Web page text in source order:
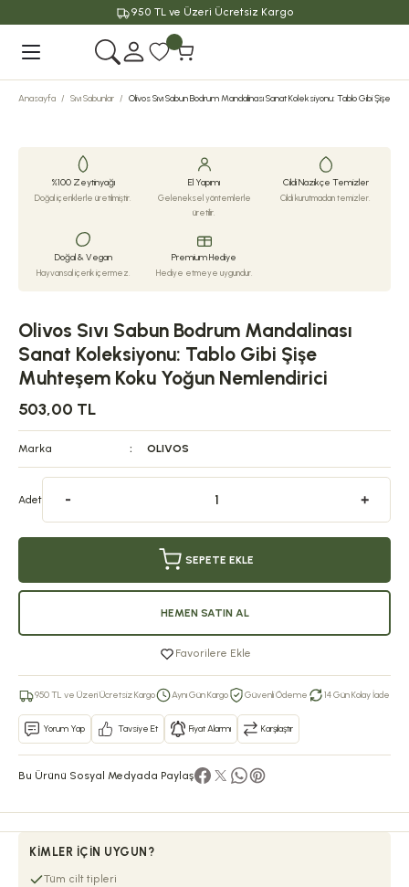
950 TL ve Üzeri Ücretsiz Kargo
Geri Dön
Anasayfa Sıvı Sabunlar Olivos Sıvı Sabun Bodrum Mandalinası Sanat Koleksiyonu: Tablo Gibi Şişe
%100 Zeytinyağı
Doğal içeriklerle üretilmiştir.
El Yapımı
Geleneksel yöntemlerle
üretilir.
Cildi Nazikçe Temizler
Cildi kurutmadan temizler.
Doğal & Vegan
Hayvansal içerik içermez.
Premium Hediye
Hediye etmeye uygundur.
Olivos Sıvı Sabun Bodrum Mandalinası
Sanat Koleksiyonu: Tablo Gibi Şişe
Muhteşem Koku Yoğun Nemlendirici
503,00 TL
Marka OLIVOS
Adet
SEPETE EKLE
HEMEN SATIN AL
Favorilere Ekle
950 TL ve Üzeri Ücretsiz Kargo Aynı Gün Kargo Güvenli Ödeme 14 Gün Kolay İade
Yorum Yap Tavsiye Et Fiyat Alarmı Karşılaştır
Bu Ürünü Sosyal Medyada Paylaş
KIMLER İÇIN UYGUN?
Tüm cilt tipleri